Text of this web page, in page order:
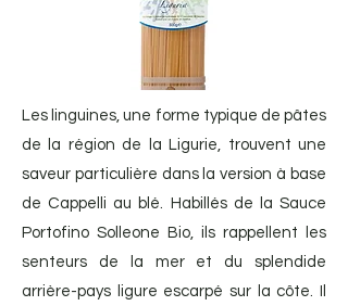
Les linguines, une forme typique de pâtes
de la région de la Ligurie, trouvent une
saveur particulière dans la version à base
de Cappelli au blé. Habillés de la Sauce
Portofino Solleone Bio, ils rappellent les
senteurs de la mer et du splendide
arrière-pays ligure escarpé sur la côte. Il